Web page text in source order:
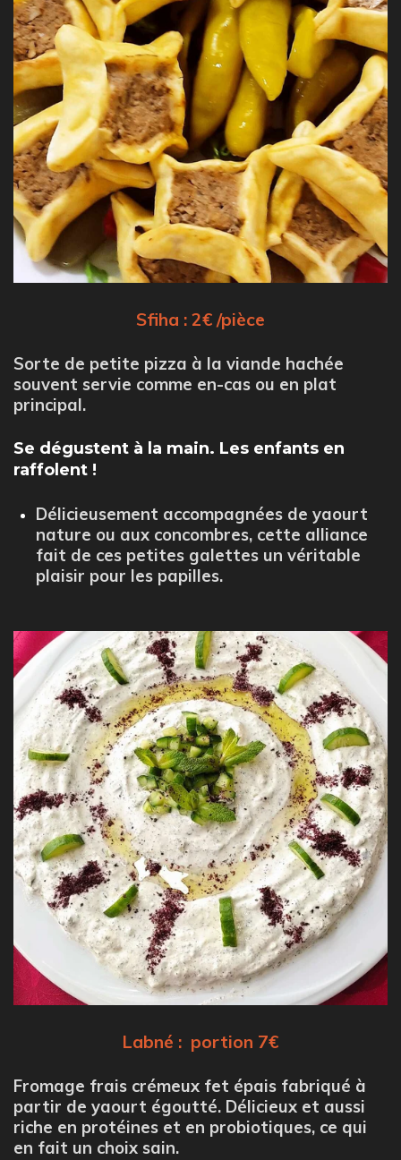
Sfiha : 2€ /pièce
Sorte de petite pizza à la viande hachée
souvent servie comme en-cas ou en plat
principal.
Se dégustent à la main. Les enfants en
raffolent !
Délicieusement accompagnées de yaourt
nature ou aux concombres, cette alliance
fait de ces petites galettes un véritable
plaisir pour les papilles.
Labné : portion 7€
Fromage frais crémeux fet épais fabriqué à
partir de yaourt égoutté. Délicieux et aussi
riche en protéines et en probiotiques, ce qui
en fait un choix sain.